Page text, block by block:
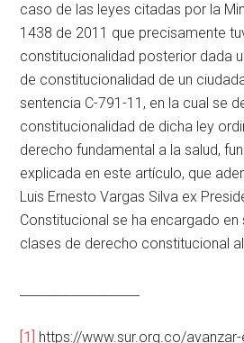
caso de las leyes citadas por la
1438 de 2011 que precisamente
constitucionalidad posterior dada
de constitucionalidad de un
sentencia C-791-11, en la cual se
constitucionalidad de dicha ley
derecho fundamental a la salud,
explicada en este artículo, que
Luis Ernesto Vargas Silva ex
Constitucional se ha encargado en
clases de derecho constitucional
[1]
https://www.sur.org.co/